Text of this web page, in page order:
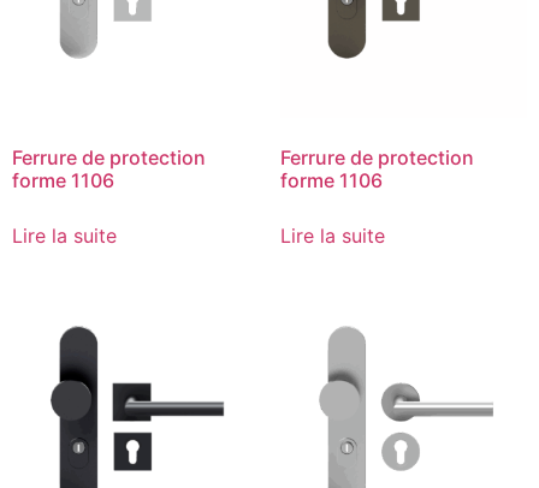
Ferrure de protection
forme 1106
Lire la suite
Ferrure de protection
forme 1106
Lire la suite